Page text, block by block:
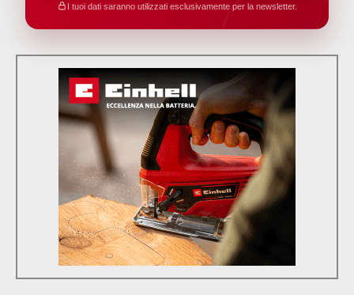
I tuoi dati saranno utilizzati esclusivamente per la newsletter.